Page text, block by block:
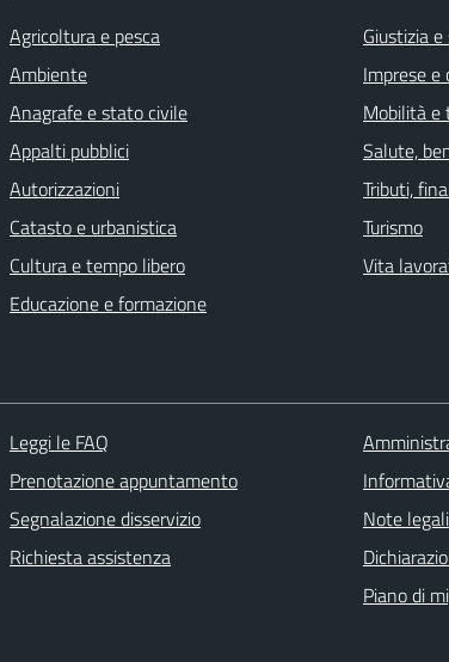
Agricoltura e pesca
Ambiente
Anagrafe e stato civile
Appalti pubblici
Autorizzazioni
Catasto e urbanistica
Cultura e tempo libero
Educazione e formazione
Giustizia
Imprese e
Mobilità e
Salute,
Tributi,
Turismo
Vita
Leggi le FAQ
Prenotazione appuntamento
Segnalazione disservizio
Richiesta assistenza
Note legali
Piano di